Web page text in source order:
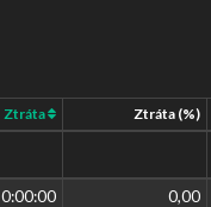
Ztráta Ztráta (%)
0:00:00 0,00